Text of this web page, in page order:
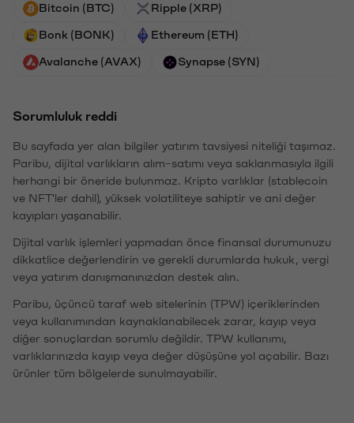
Bitcoin (BTC) Ripple (XRP)
Bonk (BONK) Ethereum (ETH)
Avalanche (AVAX) Synapse (SYN)
Sorumluluk reddi
Bu sayfada yer alan bilgiler yatırım tavsiyesi niteliği taşımaz.
Paribu, dijital varlıkların alım-satımı veya saklanmasıyla ilgili
herhangi bir öneride bulunmaz. Kripto varlıklar (stablecoin
ve NFT'ler dahil), yüksek volatiliteye sahiptir ve ani değer
kayıpları yaşanabilir.
Dijital varlık işlemleri yapmadan önce finansal durumunuzu
dikkatlice değerlendirin ve gerekli durumlarda hukuk, vergi
veya yatırım danışmanınızdan destek alın.
Paribu, üçüncü taraf web sitelerinin (TPW) içeriklerinden
veya kullanımından kaynaklanabilecek zarar, kayıp veya
diğer sonuçlardan sorumlu değildir. TPW kullanımı,
varlıklarınızda kayıp veya değer düşüşüne yol açabilir. Bazı
ürünler tüm bölgelerde sunulmayabilir.